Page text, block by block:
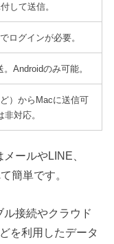
して送信。
ログインが必要。
Androidのみ可能。
）からMacに送信可
対応。
ールやLINE、
簡単です。
接続やクラウド
を利用したデータ